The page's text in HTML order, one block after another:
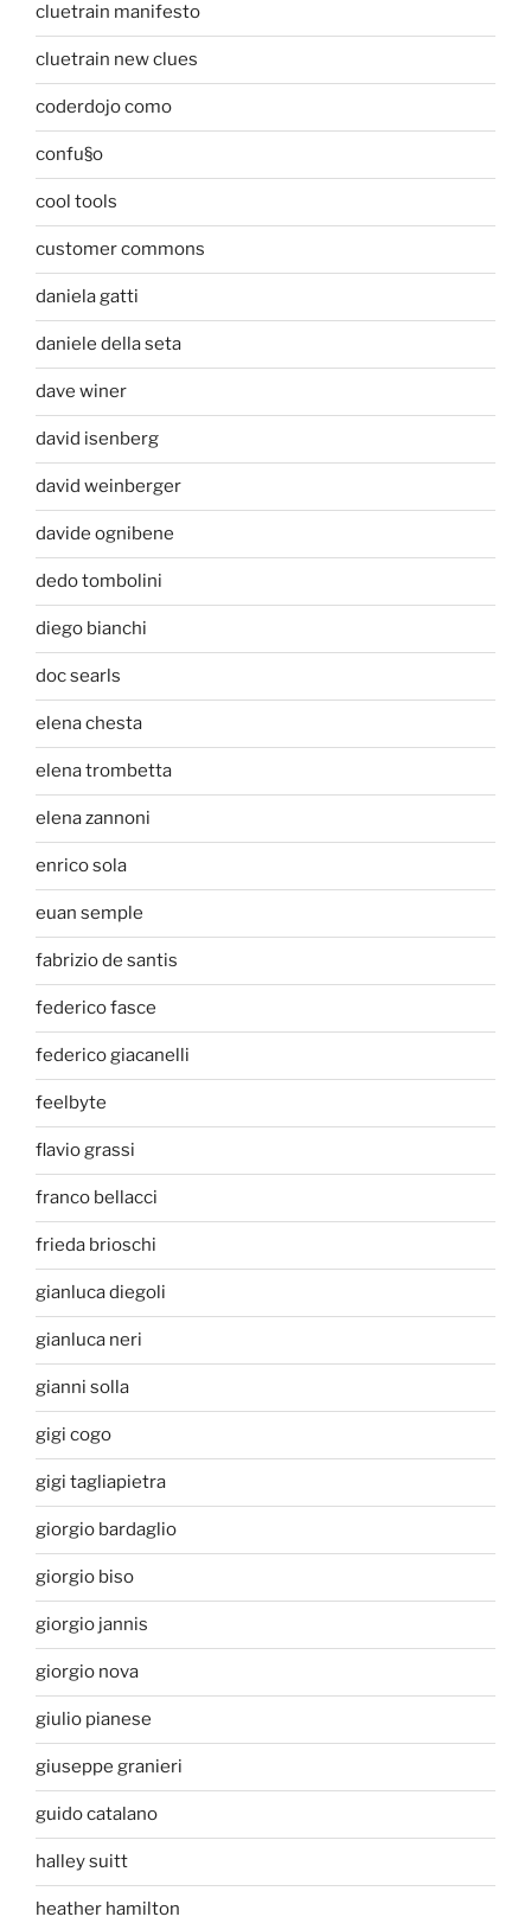
cluetrain manifesto
cluetrain new clues
coderdojo como
confu§o
cool tools
customer commons
daniela gatti
daniele della seta
dave winer
david isenberg
david weinberger
davide ognibene
dedo tombolini
diego bianchi
doc searls
elena chesta
elena trombetta
elena zannoni
enrico sola
euan semple
fabrizio de santis
federico fasce
federico giacanelli
feelbyte
flavio grassi
franco bellacci
frieda brioschi
gianluca diegoli
gianluca neri
gianni solla
gigi cogo
gigi tagliapietra
giorgio bardaglio
giorgio biso
giorgio jannis
giorgio nova
giulio pianese
giuseppe granieri
guido catalano
halley suitt
heather hamilton